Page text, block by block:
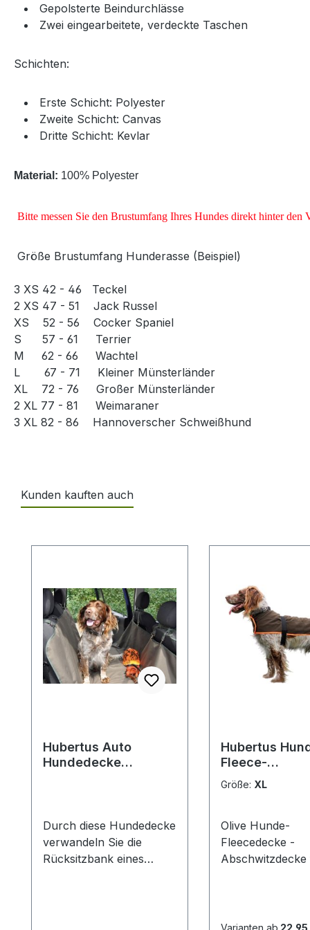
Gepolsterte Beindurchlässe
Zwei eingearbeitete, verdeckte Taschen
Schichten:
Erste Schicht: Polyester
Zweite Schicht: Canvas
Dritte Schicht: Kevlar
Material: 100% Polyester
Bitte messen Sie den Brustumfang Ihres Hundes direkt hinter den
Größe Brustumfang Hunderasse (Beispiel)
3 XS 42 - 46 Teckel
2 XS 47 - 51 Jack Russel
XS 52 - 56 Cocker Spaniel
S 57 - 61 Terrier
M 62 - 66 Wachtel
L 67 - 71 Kleiner Münsterländer
XL 72 - 76 Großer Münsterländer
2 XL 77 - 81 Weimaraner
3 XL 82 - 86 Hannoverscher Schweißhund
Kunden kauften auch
Hubertus Auto
Hundedecke
Durch diese Hundedecke
verwandeln Sie die
Rücksitzbank eines
Hubertus
Fleece-
Größe: XL
Olive Hunde-
Fleecedecke -
Abschwitzeffekt